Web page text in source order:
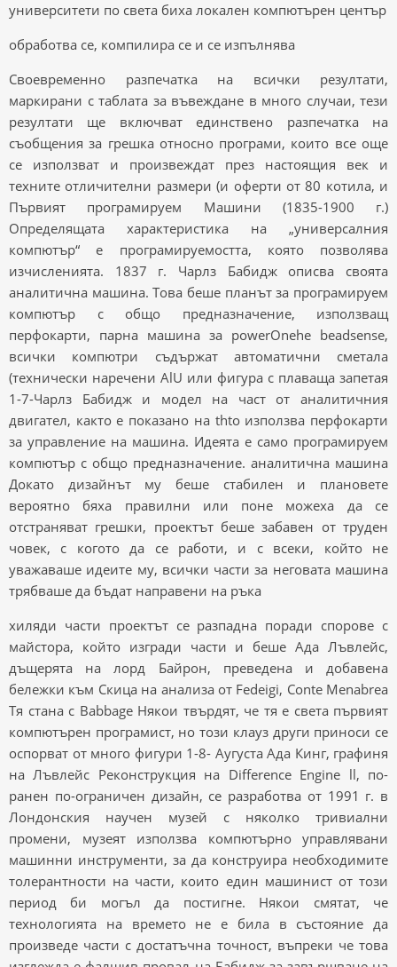
университети по света биха локален компютърен център
обработва се, компилира се и се изпълнява
Своевременно разпечатка на всички резултати,
маркирани с таблата за въвеждане в много случаи, тези
резултати ще включват единствено разпечатка на
съобщения за грешка относно програми, които все още
се използват и произвеждат през настоящия век и
техните отличителни размери (и оферти от 80 котила, и
Първият програмируем Машини (1835-1900 г.)
Определящата характеристика на „универсалния
компютър“ е програмируемостта, която позволява
изчисленията. 1837 г. Чарлз Бабидж описва своята
аналитична машина. Това беше планът за програмируем
компютър с общо предназначение, използващ
перфокарти, парна машина за powerOnehe beadsense,
всички компютри съдържат автоматични сметала
(технически наречени AlU или фигура с плаваща запетая
1-7-Чарлз Бабидж и модел на част от аналитичния
двигател, както е показано на thto използва перфокарти
за управление на машина. Идеята е само програмируем
компютър с общо предназначение. аналитична машина
Докато дизайнът му беше стабилен и плановете
вероятно бяха правилни или поне можеха да се
отстраняват грешки, проектът беше забавен от труден
човек, с когото да се работи, и с всеки, който не
уважаваше идеите му, всички части за неговата машина
трябваше да бъдат направени на ръка
хиляди части проектът се разпадна поради спорове с
майстора, който изгради части и беше Ада Лъвлейс,
дъщерята на лорд Байрон, преведена и добавена
бележки към Скица на анализа от Fedeigi, Conte Menabrea
Тя стана с Babbage Някои твърдят, че тя е света първият
компютърен програмист, но този клауз други приноси се
оспорват от много фигури 1-8- Аугуста Ада Кинг, графиня
на Лъвлейс Реконструкция на Difference Engine ll, по-
ранен по-ограничен дизайн, се разработва от 1991 г. в
Лондонския научен музей с няколко тривиални
промени, музеят използва компютърно управлявани
машинни инструменти, за да конструира необходимите
толерантности на части, които един машинист от този
период би могъл да постигне. Някои смятат, че
технологията на времето не е била в състояние да
произведе части с достатъчна точност, въпреки че това